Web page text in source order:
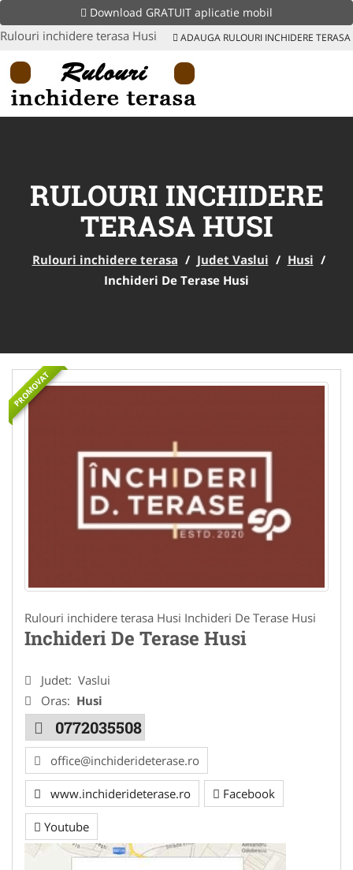
Download GRATUIT aplicatie mobil
Rulouri inchidere terasa Husi ADAUGA RULOURI INCHIDERE TERASA
RULOURI INCHIDERE
TERASA HUSI
Rulouri inchidere terasa / Judet Vaslui / Husi /
Inchideri De Terase Husi
PROMOVAT
Rulouri inchidere terasa Husi Inchideri De Terase Husi
Inchideri De Terase Husi
Judet: Vaslui
Oras: Husi
0772035508
office@inchiderideterase.ro
www.inchiderideterase.ro Facebook
Youtube